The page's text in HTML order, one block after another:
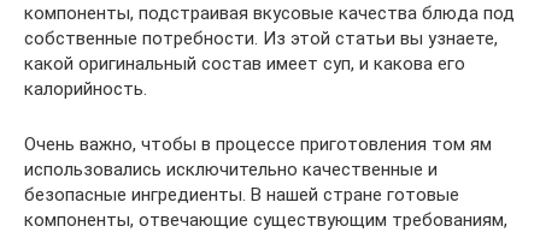
компоненты, подстраивая вкусовые качества блюда под
собственные потребности. Из этой статьи вы узнаете,
какой оригинальный состав имеет суп, и какова его
калорийность.
Очень важно, чтобы в процессе приготовления том ям
использовались исключительно качественные и
безопасные ингредиенты. В нашей стране готовые
компоненты, отвечающие существующим требованиям,